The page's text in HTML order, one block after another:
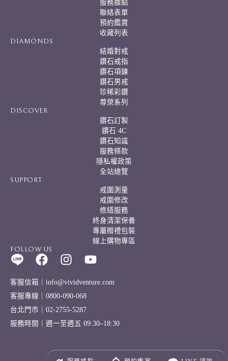
服務據點
聯絡表單
預約鑑賞
收藏列表
DIAMONDS
結婚對戒
鑽石戒指
鑽石項鍊
鑽石男戒
珍稀彩鑽
尊榮系列
DISCOVER
鑽石訂製
鑽石 4C
鑽石知識
服務條款
隱私權政策
全站總覽
SUPPORT
戒圍測量
戒圍修改
修繕服務
終身清潔保養
專屬贈禮包裝
線上購物專區
FOLLOW US
客服信箱｜info@vividventure.com
客服專線｜0800-090-068
台北門市｜02-2755-5287
服務時間｜週一至週五 09:30–18:30